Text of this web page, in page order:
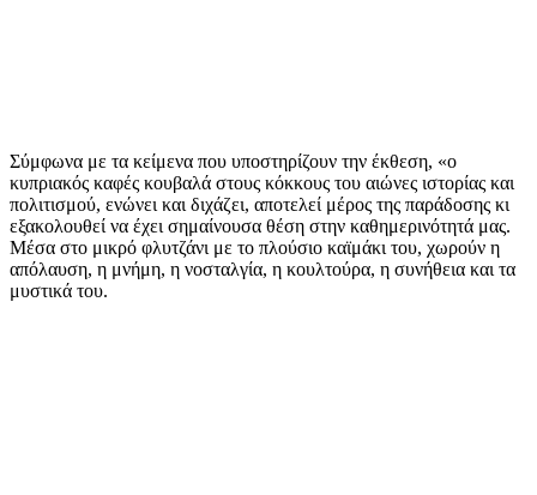
Σύμφωνα με τα κείμενα που υποστηρίζουν την έκθεση, «ο
κυπριακός καφές κουβαλά στους κόκκους του αιώνες ιστορίας και
πολιτισμού, ενώνει και διχάζει, αποτελεί μέρος της παράδοσης κι
εξακολουθεί να έχει σημαίνουσα θέση στην καθημερινότητά μας.
Μέσα στο μικρό φλυτζάνι με το πλούσιο καϊμάκι του, χωρούν η
απόλαυση, η μνήμη, η νοσταλγία, η κουλτούρα, η συνήθεια και τα
μυστικά του.